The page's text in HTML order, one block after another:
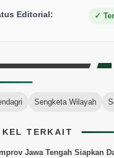
Editorial: ✓
Sengketa Wilayah
TERKAIT
Jawa Tengah Siapkan